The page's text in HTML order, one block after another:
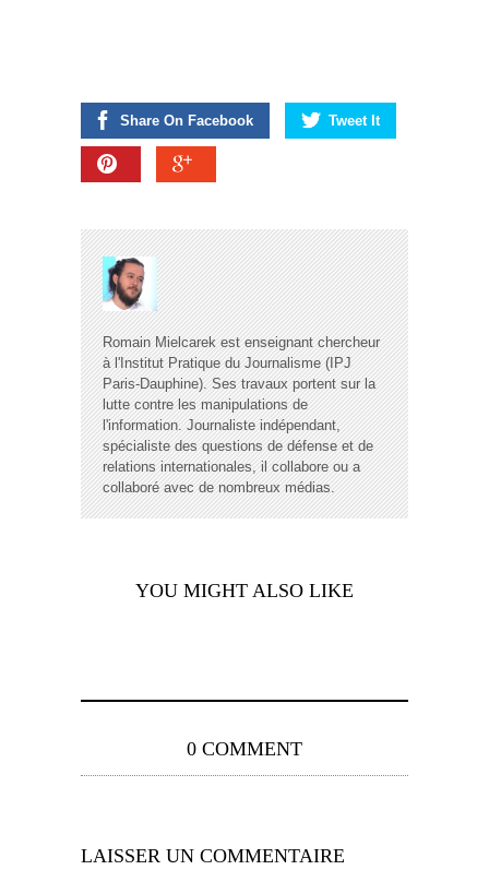
Share On Facebook Tweet It
Romain Mielcarek est enseignant chercheur
à l'Institut Pratique du Journalisme (IPJ
Paris-Dauphine). Ses travaux portent sur la
lutte contre les manipulations de
l'information. Journaliste indépendant,
spécialiste des questions de défense et de
relations internationales, il collabore ou a
collaboré avec de nombreux médias.
YOU MIGHT ALSO LIKE
0 COMMENT
LAISSER UN COMMENTAIRE